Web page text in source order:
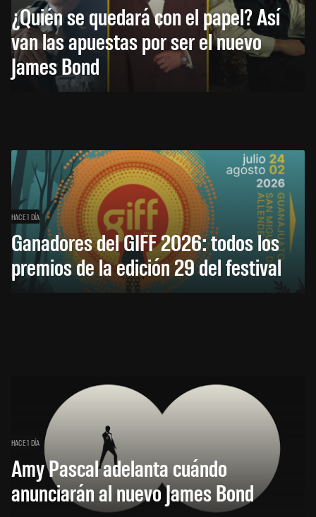
¿Quién se quedará con el papel? Así
van las apuestas por ser el nuevo
James Bond
HACE 1 DÍA
Ganadores del GIFF 2026: todos los
premios de la edición 29 del festival
HACE 1 DÍA
Amy Pascal adelanta cuándo
anunciarán al nuevo James Bond